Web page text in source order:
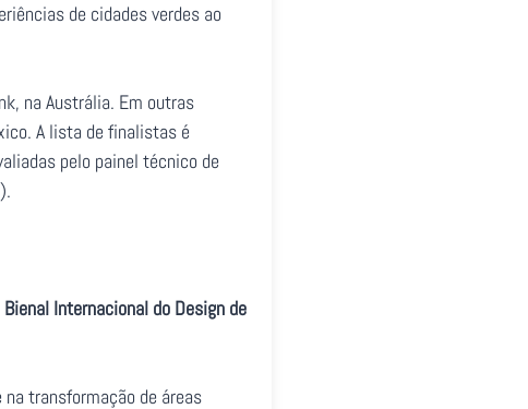
de cidades verdes ao
na Austrália. Em outras
A lista de finalistas é
pelo painel técnico de
Bienal Internacional do Design de
transformação de áreas